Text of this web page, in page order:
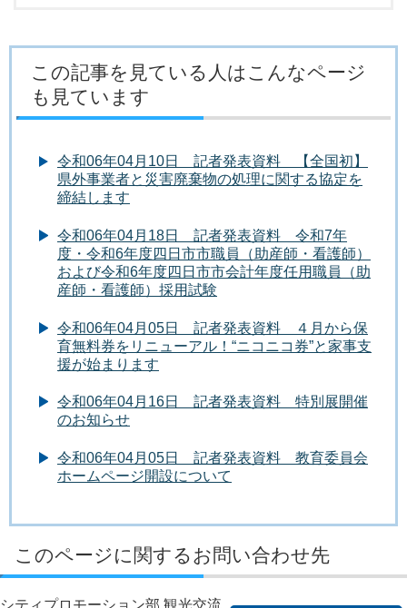
この記事を見ている人はこんなページ
も見ています
令和06年04月10日 記者発表資料 【全国初】
県外事業者と災害廃棄物の処理に関する協定を
締結します
令和06年04月18日 記者発表資料 令和7年
度・令和6年度四日市市職員（助産師・看護師）
および令和6年度四日市市会計年度任用職員（助
産師・看護師）採用試験
令和06年04月05日 記者発表資料 ４月から保
育無料券をリニューアル！“ニコニコ券”と家事支
援が始まります
令和06年04月16日 記者発表資料 特別展開催
のお知らせ
令和06年04月05日 記者発表資料 教育委員会
ホームページ開設について
このページに関するお問い合わせ先
シティプロモーション部 観光交流